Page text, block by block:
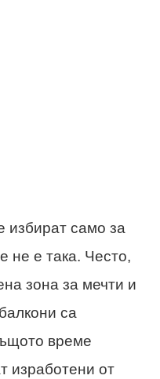
избират само за
не е така. Често,
зона за мечти и
са
време
изработени от